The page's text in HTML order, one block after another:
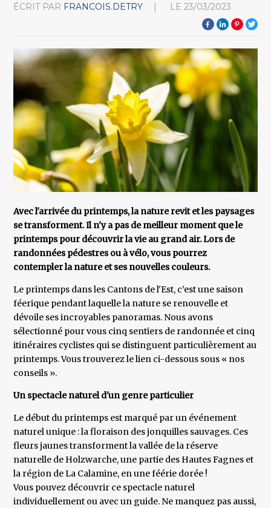
ÉCRIT PAR FRANCOIS.DETRY LE 23/03/2023
Avec l'arrivée du printemps, la nature revit et les paysages
se transforment. Il n'y a pas de meilleur moment que le
printemps pour découvrir la vie au grand air. Lors de
randonnées pédestres ou à vélo, vous pourrez
contempler la nature et ses nouvelles couleurs.
Le printemps dans les Cantons de l'Est, c’est une saison
féerique pendant laquelle la nature se renouvelle et
dévoile ses incroyables panoramas. Nous avons
sélectionné pour vous cinq sentiers de randonnée et cinq
itinéraires cyclistes qui se distinguent particulièrement au
printemps. Vous trouverez le lien ci-dessous sous « nos
conseils ».
Un spectacle naturel d'un genre particulier
Le début du printemps est marqué par un événement
naturel unique : la floraison des jonquilles sauvages. Ces
fleurs jaunes transforment la vallée de la réserve
naturelle de Holzwarche, une partie des Hautes Fagnes et
la région de La Calamine, en une féérie dorée !
Vous pouvez découvrir ce spectacle naturel
individuellement ou avec un guide. Ne manquez pas aussi,